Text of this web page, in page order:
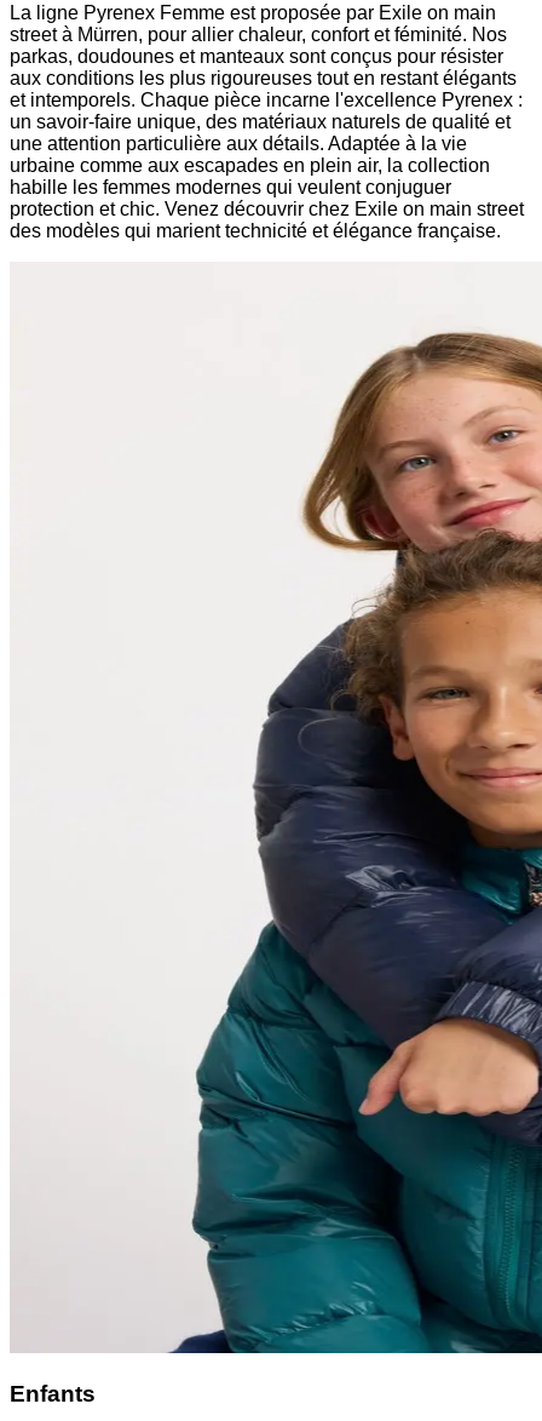
La ligne Pyrenex Femme est proposée par Exile on main
street à Mürren, pour allier chaleur, confort et féminité. Nos
parkas, doudounes et manteaux sont conçus pour résister
aux conditions les plus rigoureuses tout en restant élégants
et intemporels. Chaque pièce incarne l'excellence Pyrenex :
un savoir-faire unique, des matériaux naturels de qualité et
une attention particulière aux détails. Adaptée à la vie
urbaine comme aux escapades en plein air, la collection
habille les femmes modernes qui veulent conjuguer
protection et chic. Venez découvrir chez Exile on main street
des modèles qui marient technicité et élégance française.
Enfants